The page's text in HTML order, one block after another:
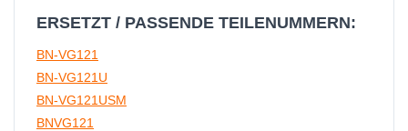
ERSETZT / PASSENDE TEILENUMMERN:
BN-VG121
BN-VG121U
BN-VG121USM
BNVG121